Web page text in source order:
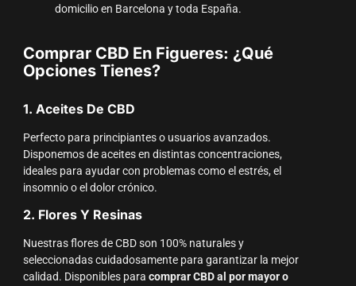
domicilio en Barcelona y toda España.
Comprar CBD En Figueres: ¿Qué
Opciones Tienes?
1. Aceites De CBD
Perfecto para principiantes o usuarios avanzados.
Disponemos de aceites en distintas concentraciones,
ideales para ayudar con problemas como el estrés, el
insomnio o el dolor crónico.
2. Flores Y Resinas
Nuestras flores de CBD son 100% naturales y
seleccionadas cuidadosamente para garantizar la mejor
calidad. Disponibles para comprar CBD al por mayor o